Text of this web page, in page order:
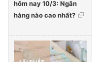
hôm nay 10/3: Ngân
hàng nào cao nhất?